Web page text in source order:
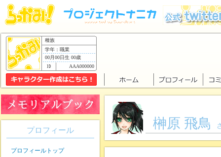
種族
学年：職業
00月00日生 00歳
AAA000000
榊原 飛鳥
プロフィール
プロフィールトップ